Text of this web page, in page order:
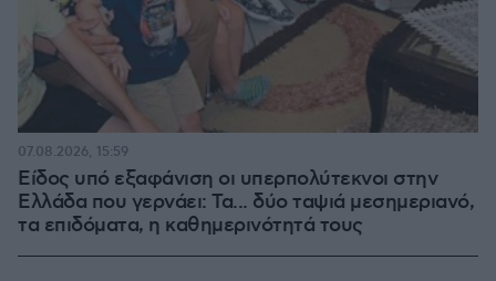
Είδος υπό εξαφάνιση οι υπερπολύτεκνοι στην
Ελλάδα που γερνάει: Τα... δύο ταψιά μεσημεριανό,
τα επιδόματα, η καθημερινότητά τους
07.08.2026, 15:59